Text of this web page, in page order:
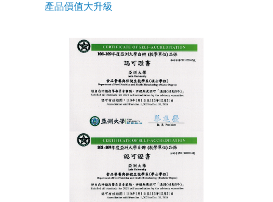
產品價值大升級